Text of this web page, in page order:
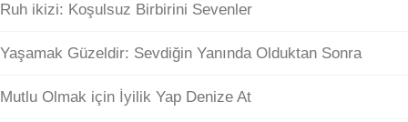
Ruh ikizi: Koşulsuz Birbirini Sevenler
Yaşamak Güzeldir: Sevdiğin Yanında Olduktan Sonra
Mutlu Olmak için İyilik Yap Denize At